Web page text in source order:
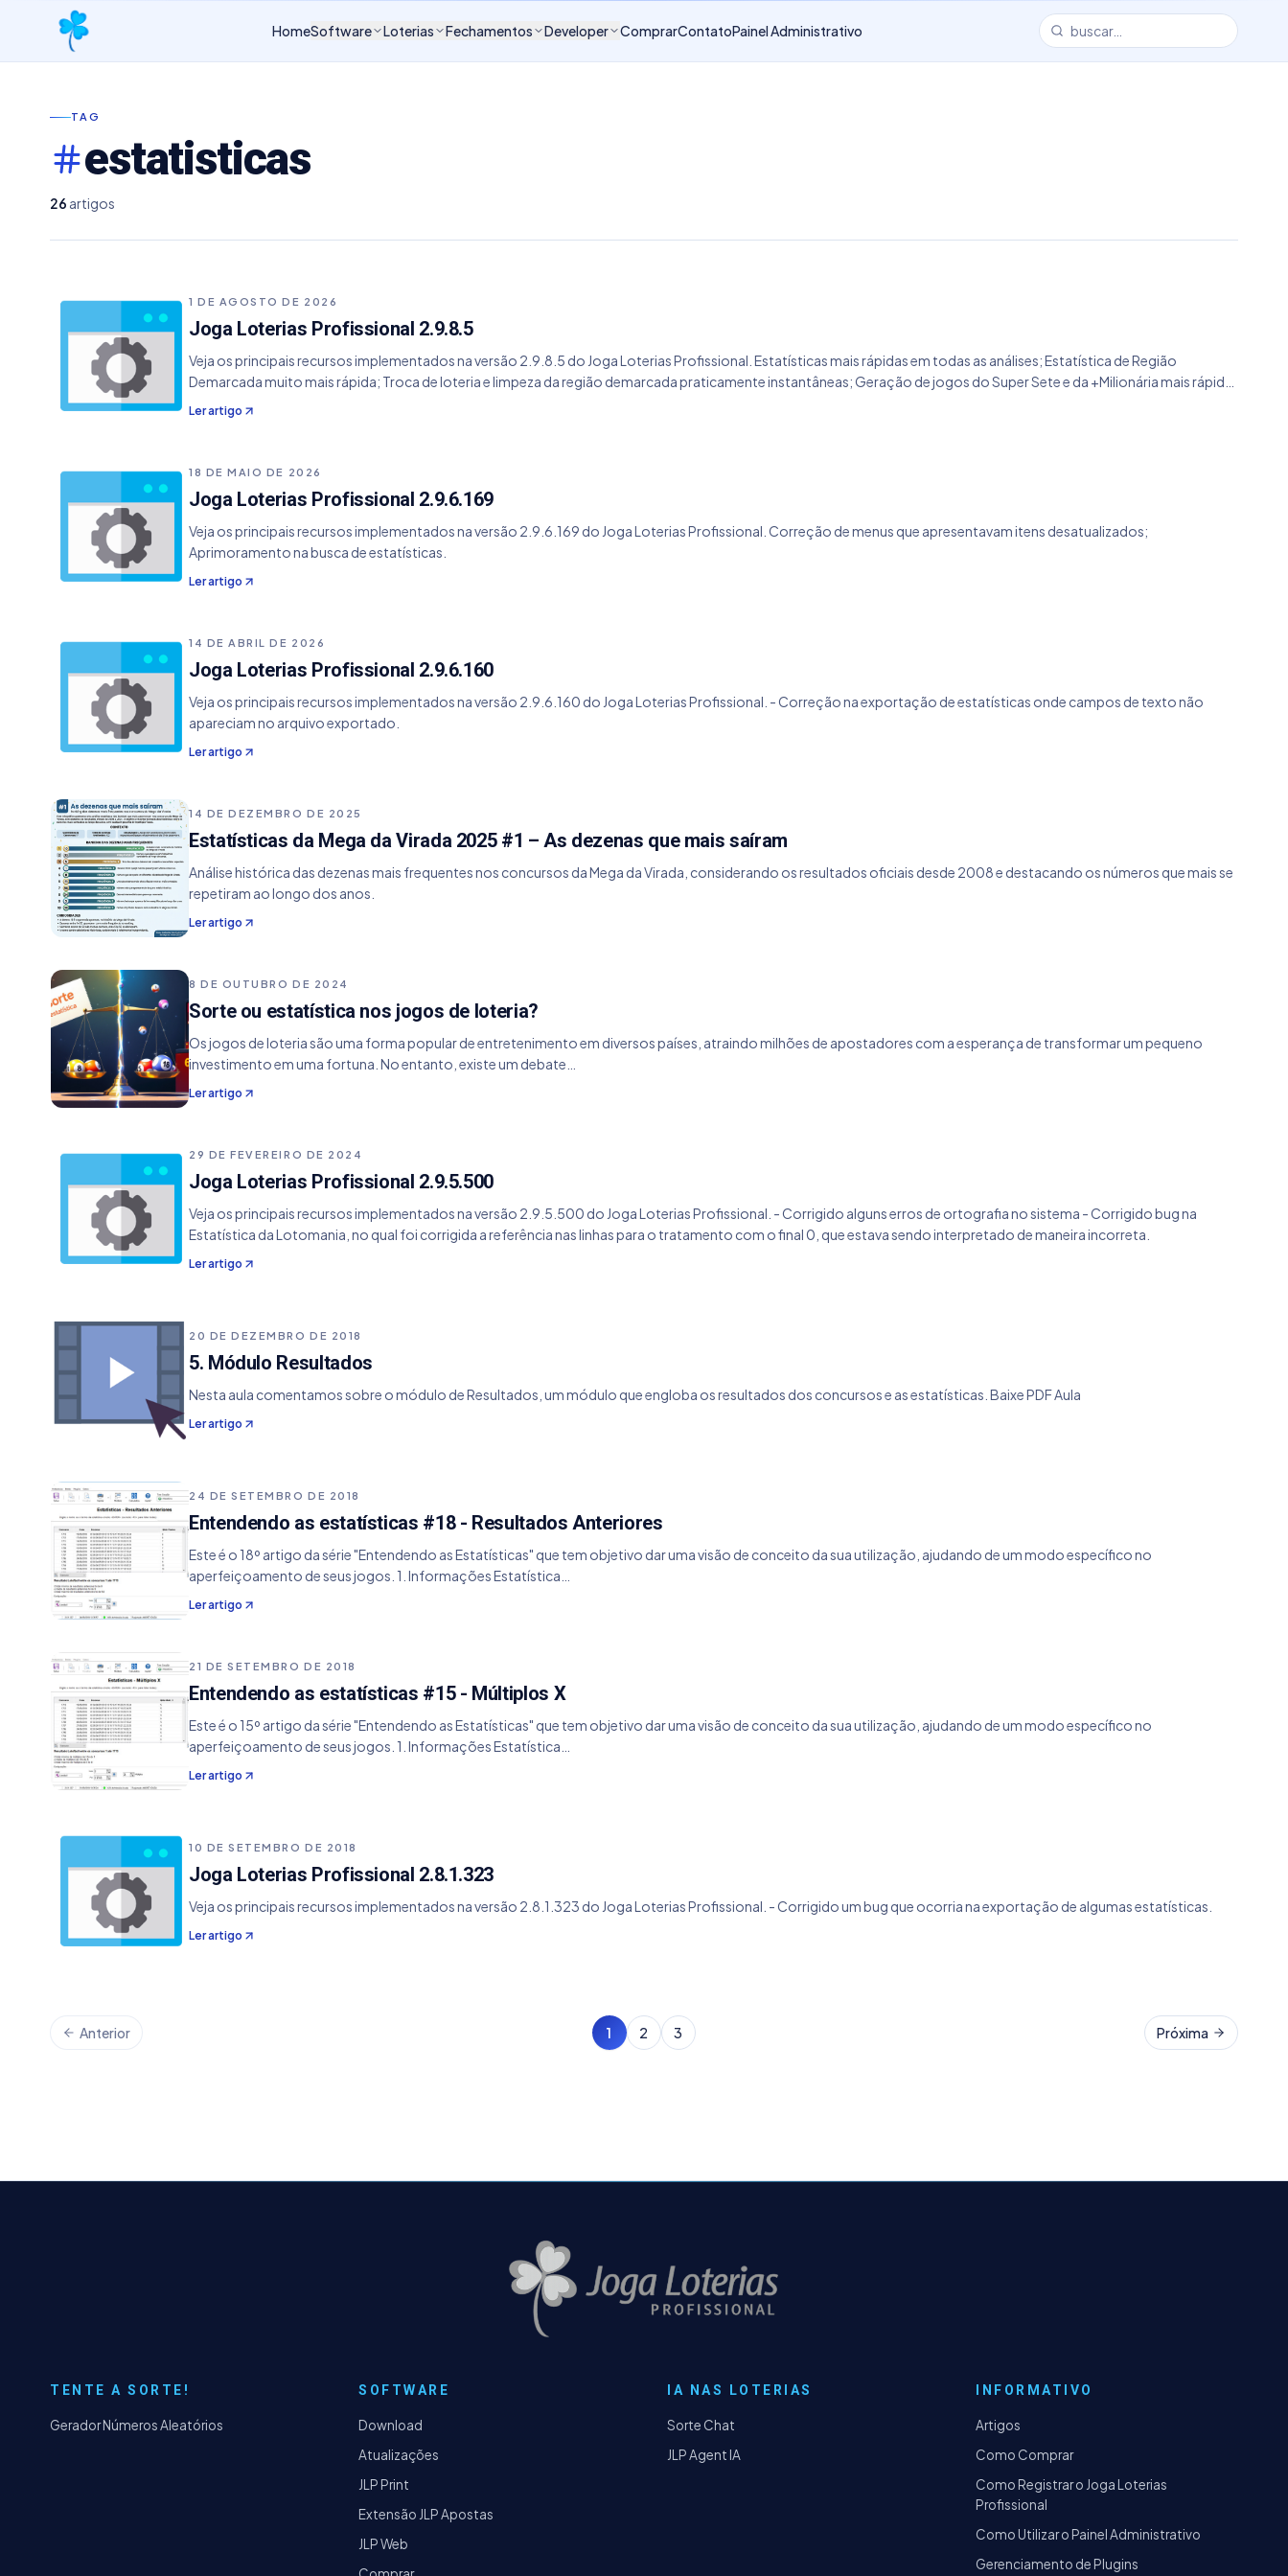
HomeSoftware Loterias Fechamentos Developer ComprarContatoPainel Administrativo
TAG
estatisticas
26 artigos
1 DE AGOSTO DE 2026
Joga Loterias Profissional 2.9.8.5
Veja os principais recursos implementados na versão 2.9.8.5 do Joga Loterias Profissional. Estatísticas mais rápidas em todas as análises; Estatística de Região
Demarcada muito mais rápida; Troca de loteria e limpeza da região demarcada praticamente instantâneas; Geração de jogos do Super Sete e da +Milionária mais rápida;
Correção do Super Sete que não sorteava o último dígito marcado em cada coluna; Correção do consumo de memória na geração da +Milionária; Correção do botão
parar do Super Sete, que não interrompia de imediato.
Ler artigo
18 DE MAIO DE 2026
Joga Loterias Profissional 2.9.6.169
Veja os principais recursos implementados na versão 2.9.6.169 do Joga Loterias Profissional. Correção de menus que apresentavam itens desatualizados;
Aprimoramento na busca de estatísticas.
Ler artigo
14 DE ABRIL DE 2026
Joga Loterias Profissional 2.9.6.160
Veja os principais recursos implementados na versão 2.9.6.160 do Joga Loterias Profissional. - Correção na exportação de estatísticas onde campos de texto não
apareciam no arquivo exportado.
Ler artigo
14 DE DEZEMBRO DE 2025
Estatísticas da Mega da Virada 2025 #1 – As dezenas que mais saíram
Análise histórica das dezenas mais frequentes nos concursos da Mega da Virada, considerando os resultados oficiais desde 2008 e destacando os números que mais se
repetiram ao longo dos anos.
Ler artigo
8 DE OUTUBRO DE 2024
Sorte ou estatística nos jogos de loteria?
Os jogos de loteria são uma forma popular de entretenimento em diversos países, atraindo milhões de apostadores com a esperança de transformar um pequeno
investimento em uma fortuna. No entanto, existe um debate…
Ler artigo
29 DE FEVEREIRO DE 2024
Joga Loterias Profissional 2.9.5.500
Veja os principais recursos implementados na versão 2.9.5.500 do Joga Loterias Profissional. - Corrigido alguns erros de ortografia no sistema - Corrigido bug na
Estatística da Lotomania, no qual foi corrigida a referência nas linhas para o tratamento com o final 0, que estava sendo interpretado de maneira incorreta.
Ler artigo
20 DE DEZEMBRO DE 2018
5. Módulo Resultados
Nesta aula comentamos sobre o módulo de Resultados, um módulo que engloba os resultados dos concursos e as estatísticas. Baixe PDF Aula
Ler artigo
24 DE SETEMBRO DE 2018
Entendendo as estatísticas #18 - Resultados Anteriores
Este é o 18º artigo da série "Entendendo as Estatísticas" que tem objetivo dar uma visão de conceito da sua utilização, ajudando de um modo específico no
aperfeiçoamento de seus jogos. 1. Informações Estatística…
Ler artigo
21 DE SETEMBRO DE 2018
Entendendo as estatísticas #15 - Múltiplos X
Este é o 15º artigo da série "Entendendo as Estatísticas" que tem objetivo dar uma visão de conceito da sua utilização, ajudando de um modo específico no
aperfeiçoamento de seus jogos. 1. Informações Estatística…
Ler artigo
10 DE SETEMBRO DE 2018
Joga Loterias Profissional 2.8.1.323
Veja os principais recursos implementados na versão 2.8.1.323 do Joga Loterias Profissional. - Corrigido um bug que ocorria na exportação de algumas estatísticas.
Ler artigo
Anterior 1 2 3 Próxima
TENTE A SORTE!
Gerador Números Aleatórios
SOFTWARE
Download
Atualizações
JLP Print
Extensão JLP Apostas
JLP Web
IA NAS LOTERIAS
Sorte Chat
JLP Agent IA
INFORMATIVO
Artigos
Como Comprar
Como Registrar o Joga Loterias
Profissional
Como Utilizar o Painel Administrativo
Gerenciamento de Plugins